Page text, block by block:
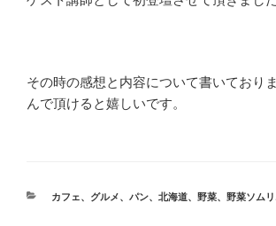
その時の感想と内容について書いており
んで頂けると嬉しいです。
カ
カフェ、 グルメ、 パン、 北海道、 野菜、 野菜ソム